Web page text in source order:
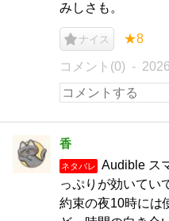
みしさも。
ナイス ★8
コメント(0)
香
ネタバレ
Audible ス
っぷりが効いてい
約束の夜10時には